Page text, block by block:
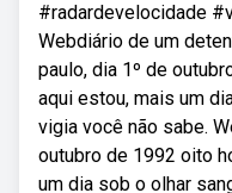
#radardevelocidade
Webdiário de um
paulo, dia 1º de
aqui estou, mais um
vigia você não sabe.
outubro de 1992 oito
um dia sob o olhar